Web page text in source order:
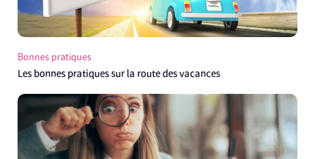
Bonnes pratiques
Les bonnes pratiques sur la route des vacances